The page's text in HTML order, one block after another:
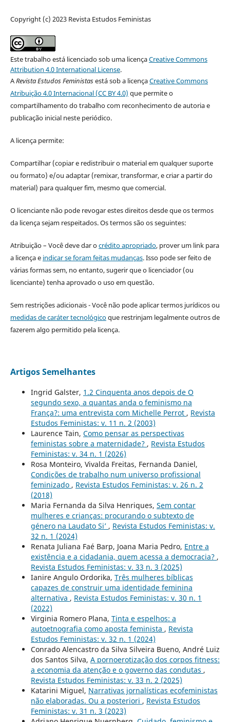
Copyright (c) 2023 Revista Estudos Feministas
Este trabalho está licenciado sob uma licençaCreative Commons
Attribution 4.0 International License.
ARevista Estudos Feministasestá sob a licençaCreative Commons
Atribuição 4.0 Internacional (CC BY 4.0) que permite o
compartilhamento do trabalho com reconhecimento de autoria e
publicação inicial neste periódico.
A licença permite:
Compartilhar (copiar e redistribuir o material em qualquer suporte
ou formato) e/ou adaptar (remixar, transformar, e criar a partir do
material) para qualquer fim, mesmo que comercial.
O licenciante não pode revogar estes direitos desde que os termos
da licença sejam respeitados. Os termos são os seguintes:
Atribuição – Você deve dar ocrédito apropriado, prover um link para
a licença e indicar se foram feitas mudanças. Isso pode ser feito de
várias formas sem, no entanto, sugerir que o licenciador (ou
licenciante) tenha aprovado o uso em questão.
Sem restrições adicionais - Você não pode aplicar termos jurídicos ou
medidas de caráter tecnológicoque restrinjam legalmente outros de
fazerem algo permitido pela licença.
Artigos Semelhantes
Ingrid Galster, 1.2 Cinquenta anos depois de O
segundo sexo, a quantas anda o feminismo na
França?: uma entrevista com Michelle Perrot , Revista
Estudos Feministas: v. 11 n. 2 (2003)
Laurence Tain, Como pensar as perspectivas
feministas sobre a maternidade? , Revista Estudos
Feministas: v. 34 n. 1 (2026)
Rosa Monteiro, Vivalda Freitas, Fernanda Daniel,
Condições de trabalho num universo profissional
feminizado , Revista Estudos Feministas: v. 26 n. 2
(2018)
Maria Fernanda da Silva Henriques, Sem contar
mulheres e crianças: procurando o subtexto de
género na Laudato Si’ , Revista Estudos Feministas: v.
32 n. 1 (2024)
Renata Juliana Faé Barp, Joana Maria Pedro, Entre a
existência e a cidadania, quem acessa a democracia? ,
Revista Estudos Feministas: v. 33 n. 3 (2025)
Ianire Angulo Ordorika, Três mulheres bíblicas
capazes de construir uma identidade feminina
alternativa , Revista Estudos Feministas: v. 30 n. 1
(2022)
Virginia Romero Plana, Tinta e espelhos: a
autoetnografia como aposta feminista , Revista
Estudos Feministas: v. 32 n. 1 (2024)
Conrado Alencastro da Silva Silveira Bueno, André Luiz
dos Santos Silva, A pornoerotização dos corpos fitness:
a economia da atenção e o governo das condutas ,
Revista Estudos Feministas: v. 33 n. 2 (2025)
Katarini Miguel, Narrativas jornalísticas ecofeministas
não elaboradas. Ou a posteriori , Revista Estudos
Feministas: v. 31 n. 3 (2023)